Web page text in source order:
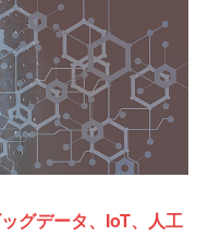
ッグデータ、IoT、人工